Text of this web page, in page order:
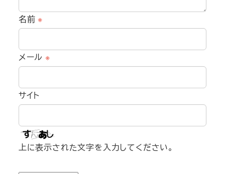
名前※
メール ※
サイト
上に表示された文字を入力してください。